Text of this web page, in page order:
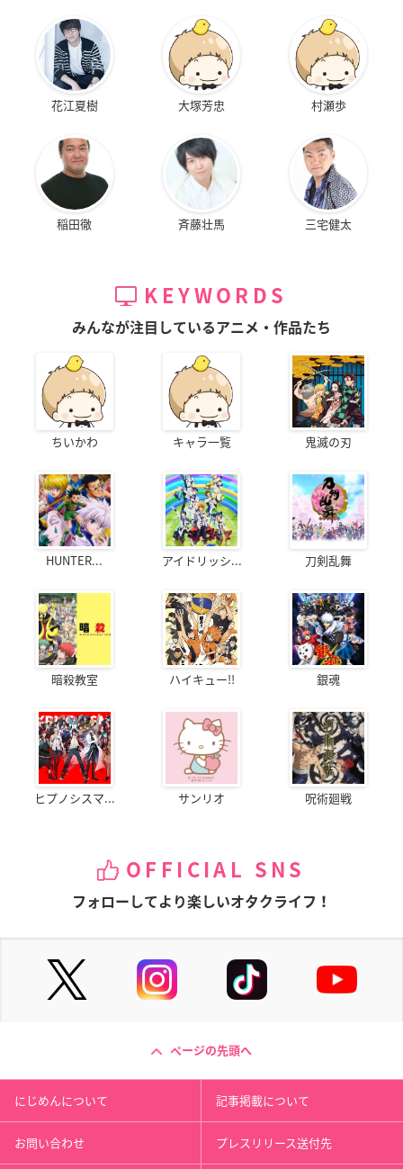
花江夏樹 大塚芳忠 村瀬歩
稲田徹 斉藤壮馬 三宅健太
KEYWORDS
みんなが注目しているアニメ・作品たち
ちいかわ キャラ一覧 鬼滅の刃
HUNTER... アイドリッシ... 刀剣乱舞
暗殺教室 ハイキュー!! 銀魂
ヒプノシスマ... サンリオ 呪術廻戦
OFFICIAL SNS
フォローしてより楽しいオタクライフ！
ページの先頭へ
にじめんについて 記事掲載について
お問い合わせ プレスリリース送付先